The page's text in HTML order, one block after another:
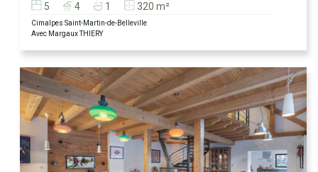
5 4 1 320 m²
Cimalpes Saint-Martin-de-Belleville
Avec Margaux THIERY